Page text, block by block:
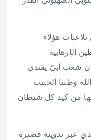
هؤلاء
الإرهابية
شعب أبيّ يفتدي
وطننا الحبيب
من كيد كل شيطان
عبر تدوينة قصيرة